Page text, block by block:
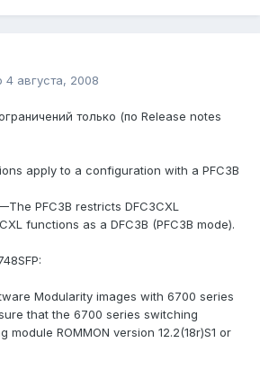
4 августа, 2008
только (по Release notes
apply to a configuration with a PFC3B
PFC3B restricts DFC3CXL
functions as a DFC3B (PFC3B mode).
Modularity images with 6700 series
that the 6700 series switching
ROMMON version 12.2(18r)S1 or